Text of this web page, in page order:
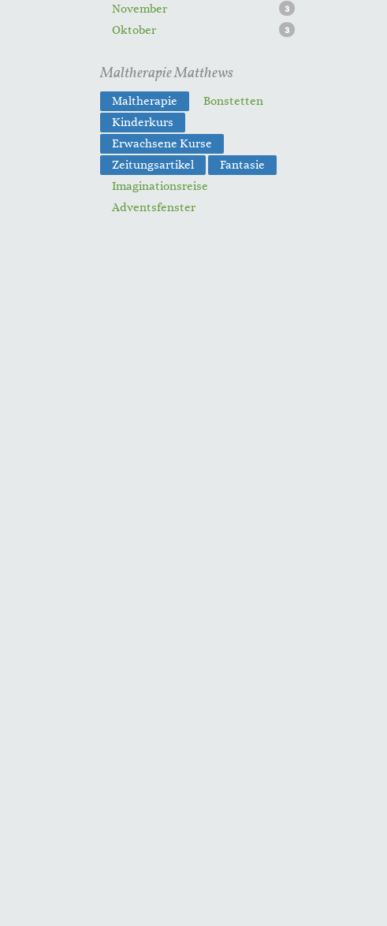
November
3
Oktober 3
Maltherapie Matthews
Maltherapie
Bonstetten
Kinderkurs
Erwachsene Kurse
Zeitungsartikel
Fantasie
Imaginationsreise
Adventsfenster